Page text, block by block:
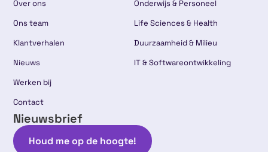
Over ons
Ons team
Klantverhalen
Nieuws
Werken bij
Contact
Onderwijs & Personeel
Life Sciences & Health
Duurzaamheid & Milieu
IT & Softwareontwikkeling
Nieuwsbrief
Houd me op de hoogte!